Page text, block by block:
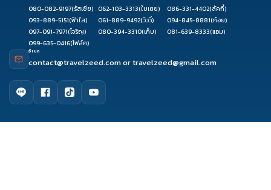
080-082-9197(รัสเซีย) 062-103-3313(ใบเตย) 086-331-4402(ลัคกี้)
093-889-5151(ฟ้าใส) 061-889-9492(วิววี่) 094-845-8881(ก้อย)
097-091-7971(โจริญ) 080-394-3310(เก็บ) 081-639-8333(แอม)
099-635-0416(โฟล์ค)
อีเมล
contact@travelzeed.comortravelzeed@gmail.com